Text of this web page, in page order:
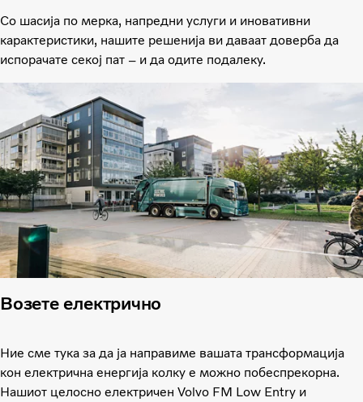
Со шасија по мерка, напредни услуги и иновативни
карактеристики, нашите решенија ви даваат доверба да
испорачате секој пат – и да одите подалеку.
Возете електрично
Ние сме тука за да ја направиме вашата трансформација
кон електрична енергија колку е можно побеспрекорна.
Нашиот целосно електричен Volvo FM Low Entry и